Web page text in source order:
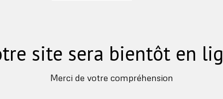
site sera bientôt en
Merci de votre compréhension